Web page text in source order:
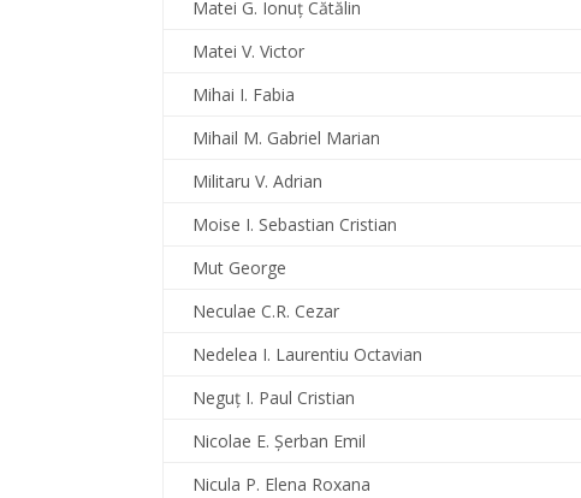
Matei G. Ionuţ Cătălin
Matei V. Victor
Mihai I. Fabia
Mihail M. Gabriel Marian
Militaru V. Adrian
Moise I. Sebastian Cristian
Mut George
Neculae C.R. Cezar
Nedelea I. Laurentiu Octavian
Neguţ I. Paul Cristian
Nicolae E. Şerban Emil
Nicula P. Elena Roxana